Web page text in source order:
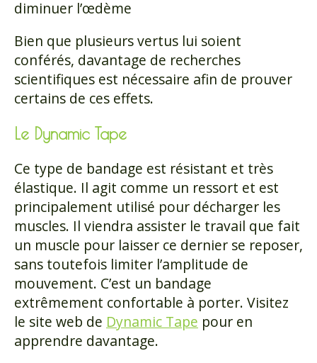
diminuer l’œdème
Bien que plusieurs vertus lui soient
conférés, davantage de recherches
scientifiques est nécessaire afin de prouver
certains de ces effets.
Le Dynamic Tape
Ce type de bandage est résistant et très
élastique. Il agit comme un ressort et est
principalement utilisé pour décharger les
muscles. Il viendra assister le travail que fait
un muscle pour laisser ce dernier se reposer,
sans toutefois limiter l’amplitude de
mouvement. C’est un bandage
extrêmement confortable à porter. Visitez
le site web de Dynamic Tape pour en
apprendre davantage.